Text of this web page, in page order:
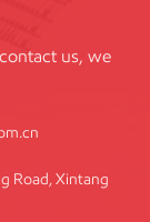
us, we
Road, Xintang